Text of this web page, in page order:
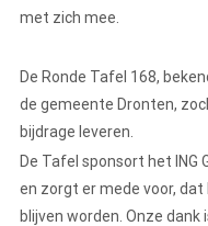
met zich mee.
De Ronde Tafel 168,
de gemeente Dronten,
bijdrage leveren.
De Tafel sponsort het
en zorgt er mede voor,
blijven worden. Onze dank